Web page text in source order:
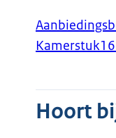
Kamerstuk
Hoort